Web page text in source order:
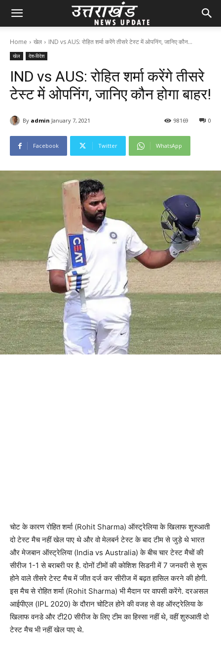
Home खेल IND vs AUS: रोहित शर्मा करेंगे तीसरे टेस्‍ट में ओपनिंग, जानिए कौन...
खेल देश-विदेश
IND vs AUS: रोहित शर्मा करेंगे तीसरे
टेस्‍ट में ओपनिंग, जानिए कौन होगा बाहर!
By admin January 7, 2021 0
98169
Facebook Twitter WhatsApp
चोट के कारण रोहित शर्मा (Rohit Sharma) ऑस्‍ट्रेलिया के खिलाफ शुरुआती
दो टेस्‍ट मैच नहीं खेल पाए थे और वो मेलबर्न टेस्‍ट के बाद टीम से जुड़े थे भारत
और मेजबान ऑस्‍ट्रेलिया (India vs Australia) के बीच चार टेस्‍ट मैचों की
सीरीज 1-1 से बराबरी पर है. दोनों टीमों की कोशिश सिडनी में 7 जनवरी से शुरू
होने वाले तीसरे टेस्‍ट मैच में जीत दर्ज कर सीरीज में बढ़त हासिल करने की होगी.
इस मैच से रोहित शर्मा (Rohit Sharma) भी मैदान पर वापसी करेंगे. दरअसल
आईपीएल (IPL 2020) के दौरान चोटिल होने की वजह से वह ऑस्‍ट्रेलिया के
खिलाफ वनडे और टी20 सीरीज के लिए टीम का हिस्‍सा नहीं थे, वहीं शुरुआती दो
टेस्‍ट मैच भी नहीं खेल पाए थे.